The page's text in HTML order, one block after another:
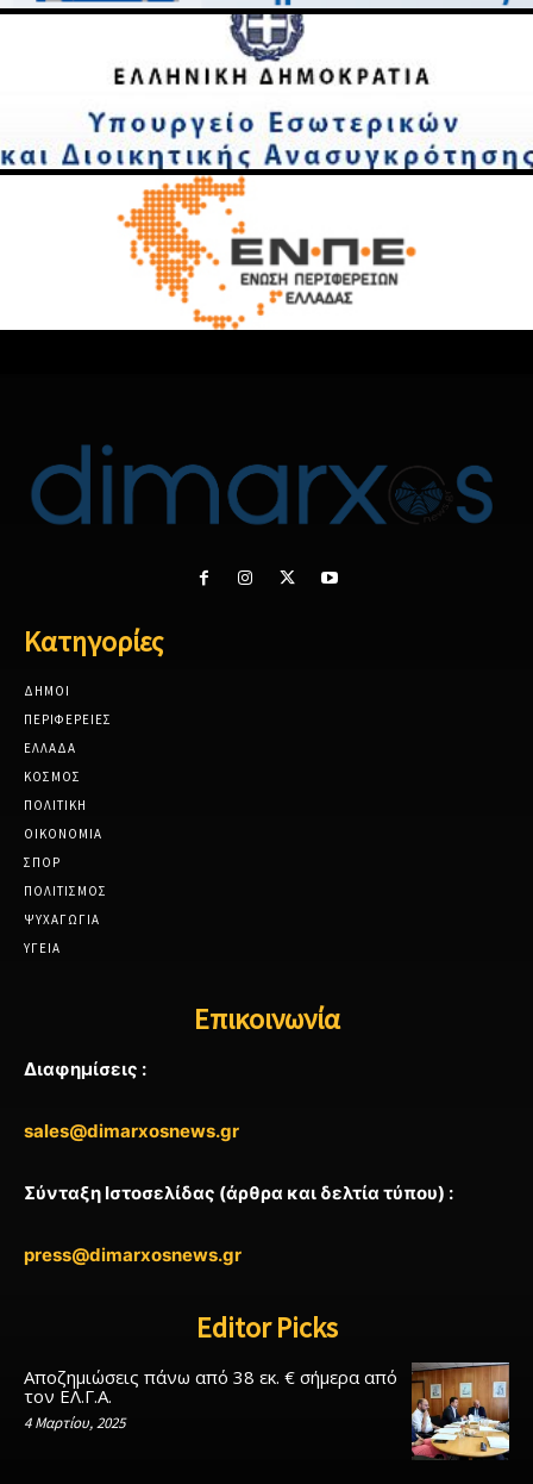
Κατηγορίες
ΔΗΜΟΙ
ΠΕΡΙΦΕΡΕΙΕΣ
ΕΛΛΑΔΑ
ΚΟΣΜΟΣ
ΠΟΛΙΤΙΚΗ
ΟΙΚΟΝΟΜΙΑ
ΣΠΟΡ
ΠΟΛΙΤΙΣΜΟΣ
ΨΥΧΑΓΩΓΙΑ
ΥΓΕΙΑ
Επικοινωνία
Διαφημίσεις :
sales@dimarxosnews.gr
Σύνταξη Ιστοσελίδας (άρθρα και δελτία τύπου) :
press@dimarxosnews.gr
Editor Picks
Αποζημιώσεις πάνω από 38 εκ. € σήμερα από
τον ΕΛ.Γ.Α.
4 Μαρτίου, 2025